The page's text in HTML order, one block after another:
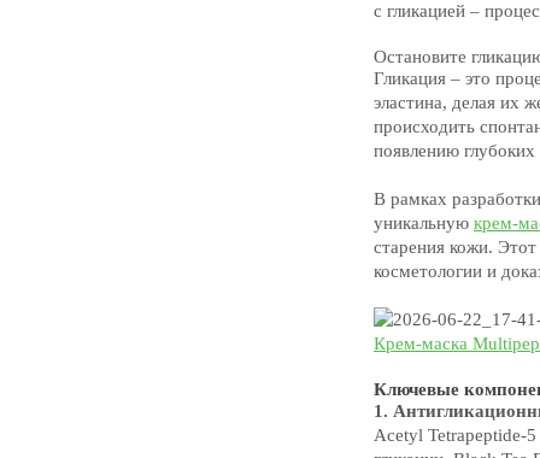
с гликацией –
Остановите
Гликация – это
эластина, делая их
происходить
появлению
В рамках
уникальную крем-
старения кожи.
косметологии и
Крем-маска
Ключевые
1.
Acetyl Tetrapeptide-